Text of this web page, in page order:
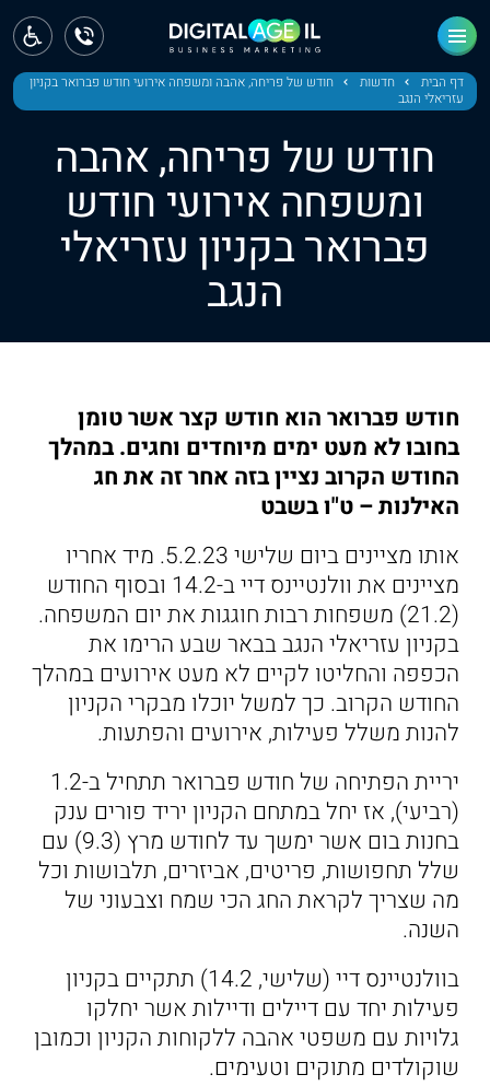
דף הבית חדשות
חודש של פריחה, אהבה ומשפחה אירועי חודש פברואר בקניון
עזריאלי הנגב
חודש של פריחה, אהבה
ומשפחה אירועי חודש
פברואר בקניון עזריאלי
הנגב
חודש פברואר הוא חודש קצר אשר טומן
בחובו לא מעט ימים מיוחדים וחגים. במהלך
החודש הקרוב נציין בזה אחר זה את חג
האילנות – ט"ו בשבט
אותו מציינים ביום שלישי 5.2.23. מיד אחריו
מציינים את וולנטיינס דיי ב-14.2 ובסוף החודש
(21.2) משפחות רבות חוגגות את יום המשפחה.
בקניון עזריאלי הנגב בבאר שבע הרימו את
הכפפה והחליטו לקיים לא מעט אירועים במהלך
החודש הקרוב. כך למשל יוכלו מבקרי הקניון
להנות משלל פעילות, אירועים והפתעות.
יריית הפתיחה של חודש פברואר תתחיל ב-1.2
(רביעי), אז יחל במתחם הקניון יריד פורים ענק
בחנות בום אשר ימשך עד לחודש מרץ (9.3) עם
שלל תחפושות, פריטים, אביזרים, תלבושות וכל
מה שצריך לקראת החג הכי שמח וצבעוני של
השנה.
בוולנטיינס דיי (שלישי, 14.2) תתקיים בקניון
פעילות יחד עם דיילים ודיילות אשר יחלקו
גלויות עם משפטי אהבה ללקוחות הקניון וכמובן
שוקולדים מתוקים וטעימים.
ראשי
חדשות
מחוז חיפה
מחוז מרכז
מחוז דרום